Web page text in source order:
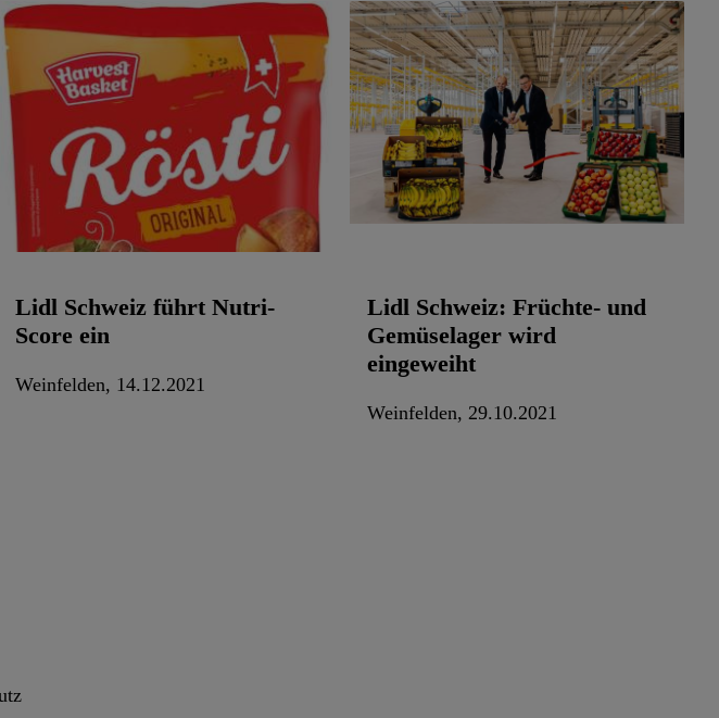
Lidl Schweiz führt Nutri-
Score ein
Weinfelden, 14.12.2021
Lidl Schweiz: Früchte- und
Gemüselager wird
eingeweiht
Weinfelden, 29.10.2021